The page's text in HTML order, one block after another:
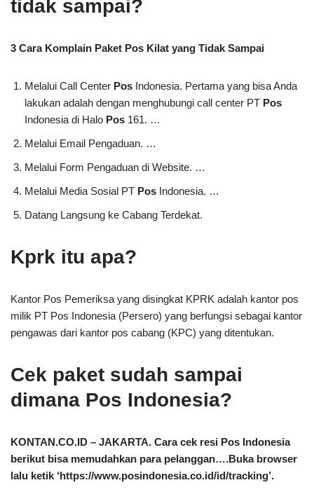
tidak sampai?
3 Cara Komplain Paket Pos Kilat yang Tidak Sampai
Melalui Call Center Pos Indonesia. Pertama yang bisa Anda
lakukan adalah dengan menghubungi call center PT Pos
Indonesia di Halo Pos 161. …
Melalui Email Pengaduan. …
Melalui Form Pengaduan di Website. …
Melalui Media Sosial PT Pos Indonesia. …
Datang Langsung ke Cabang Terdekat.
Kprk itu apa?
Kantor Pos Pemeriksa yang disingkat KPRK adalah kantor pos
milik PT Pos Indonesia (Persero) yang berfungsi sebagai kantor
pengawas dari kantor pos cabang (KPC) yang ditentukan.
Cek paket sudah sampai
dimana Pos Indonesia?
KONTAN.CO.ID – JAKARTA. Cara cek resi Pos Indonesia
berikut bisa memudahkan para pelanggan….Buka browser
lalu ketik ‘https://www.posindonesia.co.id/id/tracking’.